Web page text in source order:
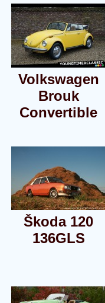
Volkswagen
Brouk
Convertible
Škoda 120
136GLS